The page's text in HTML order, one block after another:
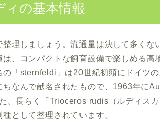
の基本情報
理しましょう。流通量は決して多くな
、コンパクトな飼育設備で楽しめる高
「sternfeldi」は20世紀初頭にドイツ
ちなんで献名されたもので、1963年に
。長らく「Trioceros rudis（ルディス
として整理されています。